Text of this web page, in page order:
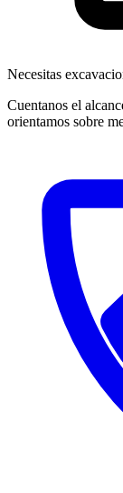
Necesitas
Cuentanos el
orientamos sobre